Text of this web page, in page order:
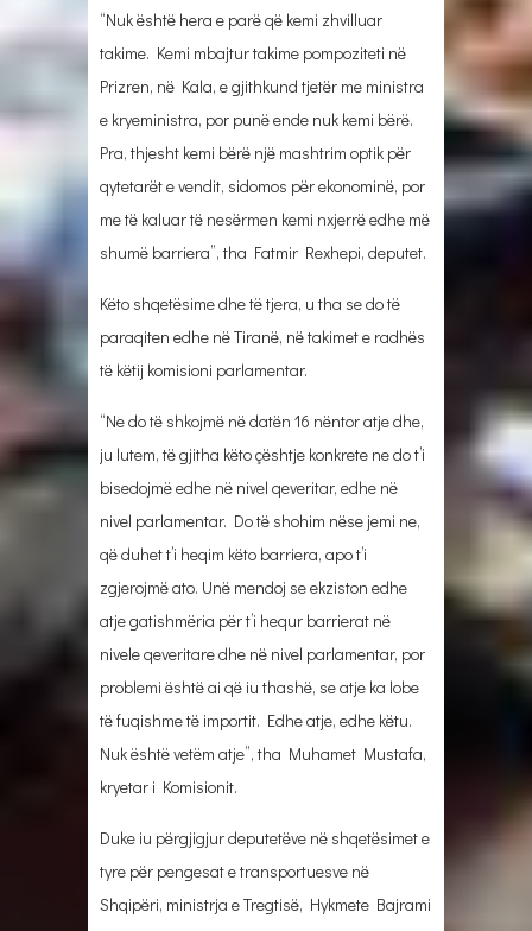
“Nuk është hera e parë që kemi zhvilluar
takime. Kemi mbajtur takime pompoziteti në
Prizren, në Kala, e gjithkund tjetër me ministra
e kryeministra, por punë ende nuk kemi bërë.
Pra, thjesht kemi bërë një mashtrim optik për
qytetarët e vendit, sidomos për ekonominë, por
me të kaluar të nesërmen kemi nxjerrë edhe më
shumë barriera”, tha Fatmir Rexhepi, deputet.
Këto shqetësime dhe të tjera, u tha se do të
paraqiten edhe në Tiranë, në takimet e radhës
të këtij komisioni parlamentar.
“Ne do të shkojmë në datën 16 nëntor atje dhe,
ju lutem, të gjitha këto çështje konkrete ne do t’i
bisedojmë edhe në nivel qeveritar, edhe në
nivel parlamentar. Do të shohim nëse jemi ne,
që duhet t’i heqim këto barriera, apo t’i
zgjerojmë ato. Unë mendoj se ekziston edhe
atje gatishmëria për t’i hequr barrierat në
nivele qeveritare dhe në nivel parlamentar, por
problemi është ai që iu thashë, se atje ka lobe
të fuqishme të importit. Edhe atje, edhe këtu.
Nuk është vetëm atje”, tha Muhamet Mustafa,
kryetar i Komisionit.
Duke iu përgjigjur deputetëve në shqetësimet e
tyre për pengesat e transportuesve në
Shqipëri, ministrja e Tregtisë, Hykmete Bajrami